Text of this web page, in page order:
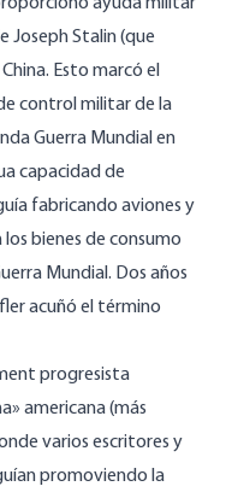
Joseph Stalin (que
Esto marcó el
control militar de la
Guerra Mundial en
capacidad de
fabricando aviones y
bienes de consumo
Mundial. Dos años
acuñó el término
progresista
americana (más
varios escritores y
promoviendo la